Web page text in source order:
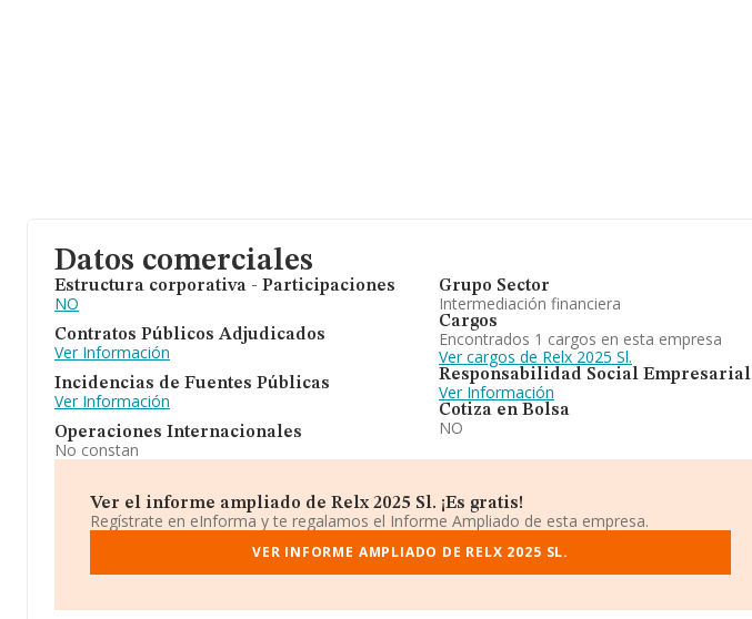
Datos comerciales
Estructura corporativa - Participaciones
NO
Contratos Públicos Adjudicados
Ver Información
Incidencias de Fuentes Públicas
Ver Información
Operaciones Internacionales
No constan
Grupo Sector
Intermediación financiera
Cargos
Encontrados 1 cargos en esta empresa
Ver cargos de Relx 2025 Sl.
Responsabilidad Social Empresarial
Ver Información
Cotiza en Bolsa
NO
Ver el informe ampliado de Relx 2025 Sl. ¡Es gratis!
Regístrate en eInforma y te regalamos el Informe Ampliado de esta empresa.
VER INFORME AMPLIADO DE RELX 2025 SL.